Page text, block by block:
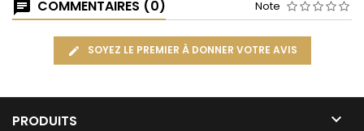
COMMENTAIRES (0) Note
SOYEZ LE PREMIER À DONNER VOTRE AVIS
PRODUITS 